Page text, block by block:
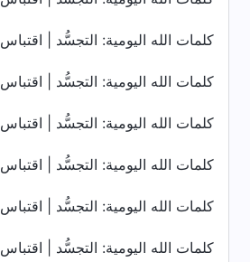
كلمات الله اليومية: التجسُّد | اقتباس 118
كلمات الله اليومية: التجسُّد | اقتباس 119
كلمات الله اليومية: التجسُّد | اقتباس 120
كلمات الله اليومية: التجسُّد | اقتباس 121
كلمات الله اليومية: التجسُّد | اقتباس 122
كلمات الله اليومية: التجسُّد | اقتباس 123